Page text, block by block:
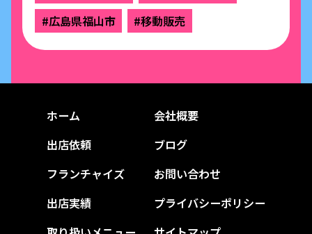
#広島県福山市
#移動販売
ホーム
出店依頼
フランチャイズ
出店実績
会社概要
ブログ
お問い合わせ
プライバシーポリシー